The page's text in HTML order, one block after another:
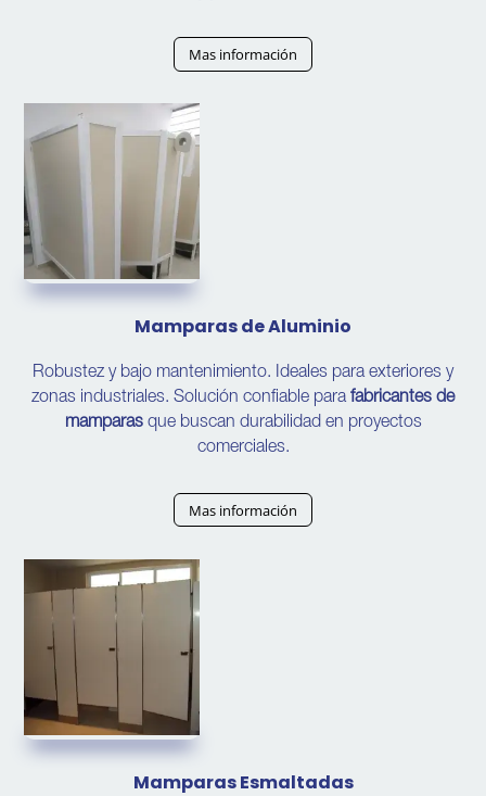
Mas información
Mamparas de Aluminio
Robustez y bajo mantenimiento. Ideales para exteriores y
zonas industriales. Solución confiable para fabricantes de
mamparasque buscan durabilidad en proyectos
comerciales.
Mas información
Mamparas Esmaltadas